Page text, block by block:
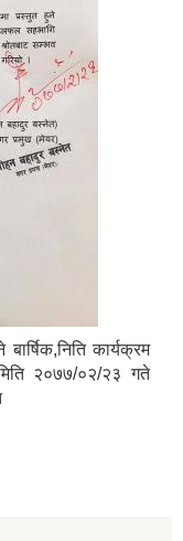
कार्यक्रम
२०७७/०२/२३ गते